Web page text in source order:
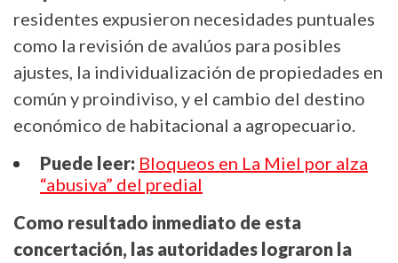
residentes expusieron necesidades puntuales
como la revisión de avalúos para posibles
ajustes, la individualización de propiedades en
común y proindiviso, y el cambio del destino
económico de habitacional a agropecuario.
Puede leer: Bloqueos en La Miel por alza
“abusiva” del predial
Como resultado inmediato de esta
concertación, las autoridades lograron la